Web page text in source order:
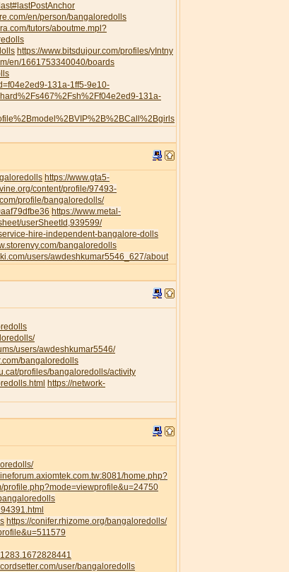
en/person/bangaloredolls
tutors/aboutme.mpl?
https://www.bitsdujour.com/profiles/yIntny
en/1661753340040/boards
131a-1ff5-9e10-
131a-
https://www.gta5-
content/profile/97493-
profile/bangaloredolls/
https://www.metal-
userSheetId,939599/
hire-independent-bangalore-dolls
bangaloredolls
users/awdeshkumar5546_627/about
users/awdeshkumar5546/
bangaloredolls
profiles/bangaloredolls/activity
https://network-
home.php?
profile.php?mode=viewprofile&u=24750
https://conifer.rhizome.org/bangaloredolls/
user/bangaloredolls